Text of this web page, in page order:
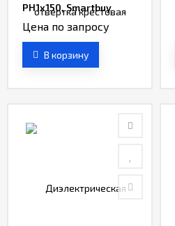
PH1x150, Smartbuy
Цена по запросу
В корзину